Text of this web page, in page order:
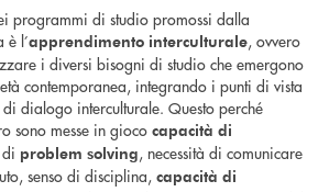
programmi di studio promossi dalla
è l’apprendimento interculturale, ovvero
i diversi bisogni di studio che emergono
contemporanea, integrando i punti di vista
di dialogo interculturale. Questo perché
sono messe in gioco capacità di
problem solving, necessità di comunicare
senso di disciplina, capacità di